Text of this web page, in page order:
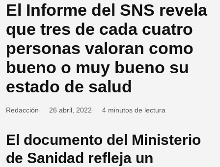
El Informe del SNS revela
que tres de cada cuatro
personas valoran como
bueno o muy bueno su
estado de salud
Redacción 26 abril, 2022 4 minutos de lectura
El documento del Ministerio
de Sanidad refleja un